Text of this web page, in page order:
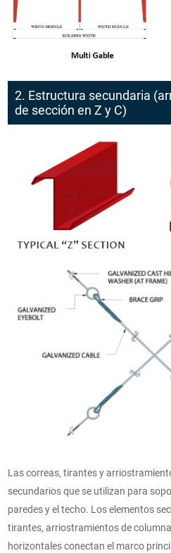
2. Estructura secundaria
de sección en Z y C)
Las correas, tirantes y
secundarios que se utilizan para
paredes y el techo. Los elementos
tirantes, arriostramientos de
horizontales conectan el marco